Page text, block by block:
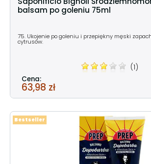
balsam po goleniu 75ml
75. Ukojenie po goleniu i przepiękny męski
cytrusów.
(1)
Cena:
63,98 zł
Bestseller